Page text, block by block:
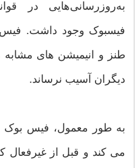
به‌روزرسانی‌هایی در
فیسبوک وجود داشت.
طنز و انیمیشن های
دیگران آسیب نرساند.
به طور معمول، فیس بوک
می کند و قبل از